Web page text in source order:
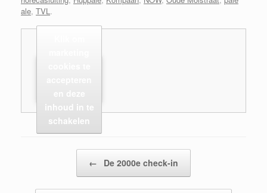
ale, TVL.
inhoud in te
schakelen
← De 2000e check-in